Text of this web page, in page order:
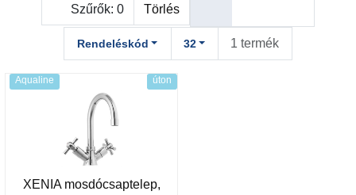
Szűrők:0 Törlés
Rendeléskód 32 1 termék
Aqualine úton
XENIA mosdócsaptelep,